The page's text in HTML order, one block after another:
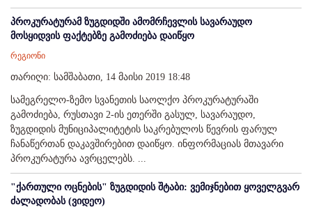
პროკურატურამ ზუგდიდში ამომრჩევლის სავარაუდო
მოსყიდვის ფაქტებზე გამოძიება დაიწყო
რეგიონი
თარიღი: სამშაბათი, 14 მაისი 2019 18:48
სამეგრელო-ზემო სვანეთის საოლქო პროკურატურაში
გამოძიება, რუსთავი 2-ის ეთერში გასულ, სავარაუდო,
ზუგდიდის მუნიციპალიტეტის საკრებულოს წევრის ფარულ
ჩანაწერთან დაკავშირებით დაიწყო. ინფორმაციას მთავარი
პროკურატურა ავრცელებს. ...
"ქართული ოცნების" ზუგდიდის შტაბი: ვემიჯნებით ყოველგვარ
ძალადობას (ვიდეო)